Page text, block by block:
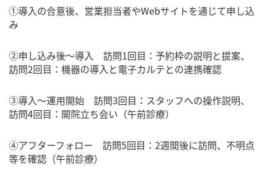
①導入の合意後、営業担当者やWebサイトを通じて申し込
み
②申し込み後～導入 訪問1回目：予約枠の説明と提案、
訪問2回目：機器の導入と電子カルテとの連携確認
③導入～運用開始 訪問3回目：スタッフへの操作説明、
訪問4回目：開院立ち会い（午前診療）
④アフターフォロー 訪問5回目：2週間後に訪問、不明点
等を確認（午前診療）